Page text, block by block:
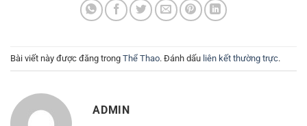
Bài viết này được đăng trong Thể Thao. Đánh dấu liên kết thường trực.
ADMIN